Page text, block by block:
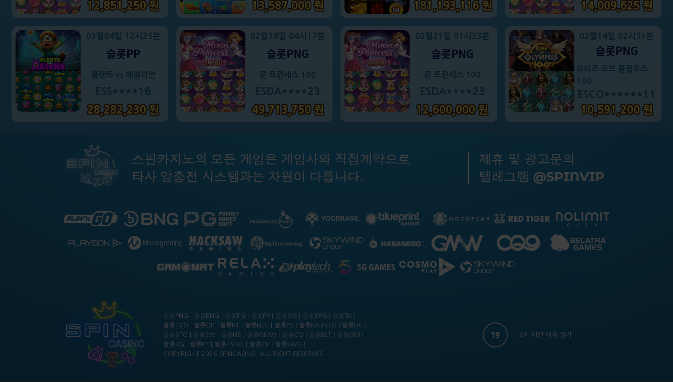
12,851,250 원
13,587,000 원
181,193,116 원
14,009,625 원
03월04일 12시25분
슬롯PP
플랜트 vs 에일리언
ESS****16
28,282,230 원
02월28일 04시17분
슬롯PNG
문 프린세스 100
ESDA****23
49,713,750 원
02월21일 01시33분
슬롯PNG
문 프린세스 100
ESDA****23
12,600,000 원
02월14일 02시51분
슬롯PNG
라이즈 오브 올림푸스
100
ESCO******11
10,591,200 원
슬롯PNG | 슬롯BNG | 슬롯PG | 슬롯PP | 슬롯YG | 슬롯BPG | 슬롯TK |
슬롯EVO | 슬롯OP | 슬롯RT | 슬롯NLC | 슬롯PS | 슬롯MGPLUS | 슬롯HC |
슬롯BTG | 슬롯SW | 슬롯HB | 슬롯GMW | 슬롯CQ | 슬롯BLT | 슬롯GM |
슬롯RG | 슬롯PT | 슬롯FIVEG | 슬롯CP | 슬롯SWG |
COPYRIGHT 2026 SPINCASINO. ALL RIGHT RESERVES.
19 19세 미만 이용 불가